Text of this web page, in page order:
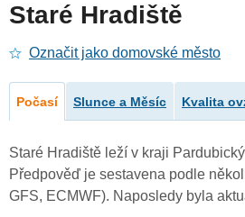
Staré Hradiště
Označit jako domovské město
Počasí Slunce a Měsíc Kvalita
Staré Hradiště leží v kraji
Předpověď je sestavena podle
GFS, ECMWF). Naposledy byla